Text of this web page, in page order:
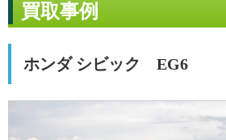
買取事例
ホンダ シビック EG6